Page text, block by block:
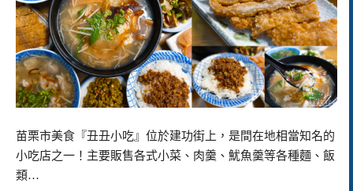
苗栗市美食『丑丑小吃』位於建功街上，是間在地相當知名的
小吃店之一！主要販售各式小菜、肉羹、魷魚羹等各種麵、飯
類…